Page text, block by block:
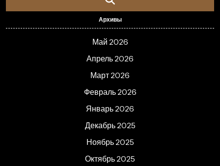
Архивы
Май 2026
Апрель 2026
Март 2026
Февраль 2026
Январь 2026
Декабрь 2025
Ноябрь 2025
Октябрь 2025